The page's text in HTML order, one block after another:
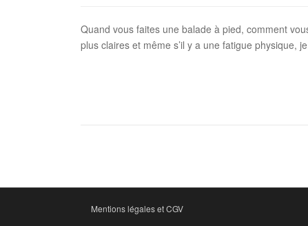
Quand vous faites une balade à pied, comment
plus claires et même s’il y a une fatigue physique,
Mentions légales et CGV